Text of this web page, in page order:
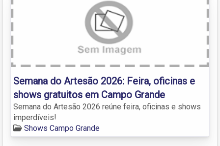
Semana do Artesão 2026: Feira, oficinas e
shows gratuitos em Campo Grande
Semana do Artesão 2026 reúne feira, oficinas e shows
imperdíveis!
Shows Campo Grande